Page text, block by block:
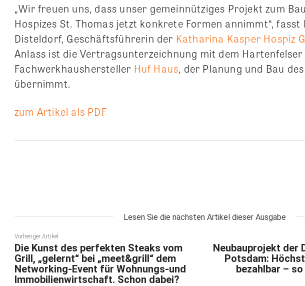
„Wir freuen uns, dass unser gemeinnütziges Projekt zum
Hospizes St. Thomas jetzt konkrete Formen annimmt“, fasst
Disteldorf, Geschäftsführerin der Katharina Kasper Hospiz
Anlass ist die Vertragsunterzeichnung mit dem Hartenfelser
Fachwerkhaushersteller Huf Haus, der Planung und Bau
übernimmt.
zum Artikel als PDF
Lesen Sie die nächsten Artikel dieser Ausgabe
Vorheriger Artikel
Die Kunst des perfekten Steaks vom
Grill, „gelernt“ bei „meet&grill“ dem
Networking-Event für Wohnungs-und
Immobilienwirtschaft. Schon dabei?
Neubauprojekt der
Potsdam:
bezahlbar –